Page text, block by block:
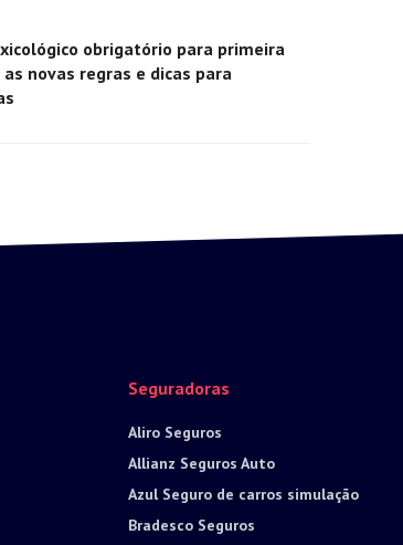
obrigatório para primeira
as novas regras e dicas para
Seguradoras
Aliro Seguros
Allianz Seguros Auto
Azul Seguro de carros simulação
Bradesco Seguros